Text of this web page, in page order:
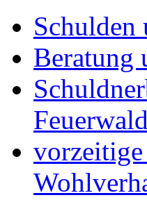
Beratung
Feuerwald